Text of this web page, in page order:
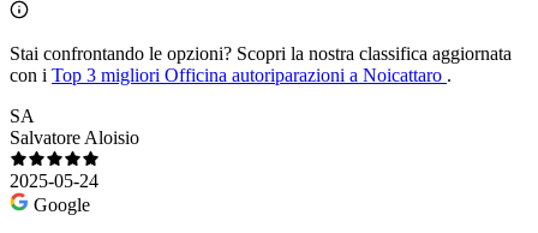
Stai confrontando le opzioni? Scopri la nostra classifica aggiornata
con i Top 3 migliori Officina autoriparazioni a Noicattaro .
SA
Salvatore Aloisio
2025-05-24
Google